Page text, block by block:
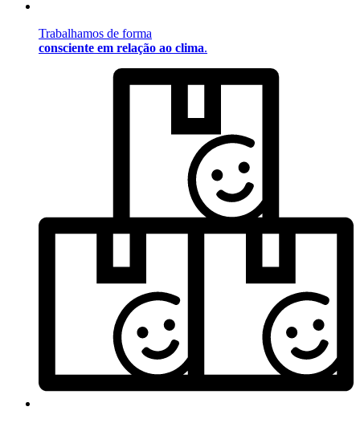
Trabalhamos de forma
consciente em relação ao clima.